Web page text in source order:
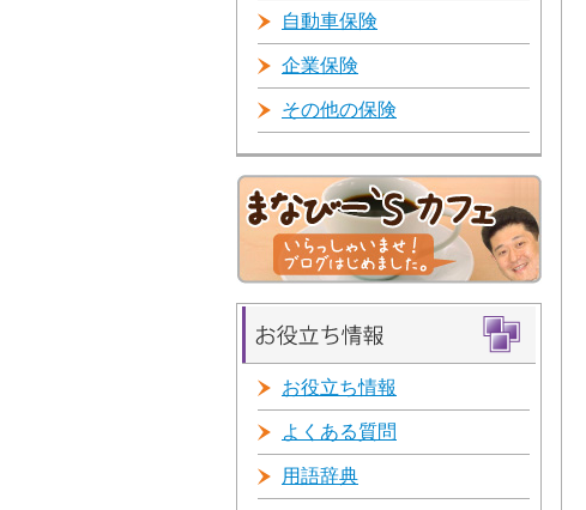
自動車保険
企業保険
その他の保険
お役立ち情報
よくある質問
用語辞典